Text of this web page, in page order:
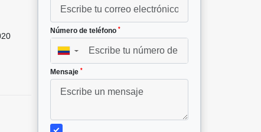
Número de teléfono *
▼
Mensaje *